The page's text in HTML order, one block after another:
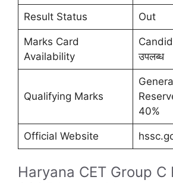
Result Status Out
Marks Card
Availability
उपलब्ध
Qualifying Marks
40%
Official Website
Haryana CET Group C